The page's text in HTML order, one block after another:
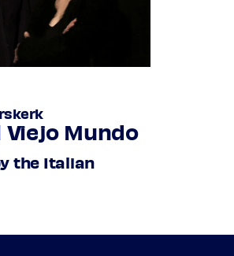
Viejo Mundo
the Italian